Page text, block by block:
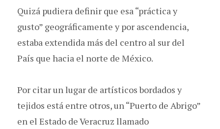
Quizá pudiera definir que esa “práctica y
gusto” geográficamente y por ascendencia,
estaba extendida más del centro al sur del
País que hacia el norte de México.
Por citar un lugar de artísticos bordados y
tejidos está entre otros, un “Puerto de Abrigo”
en el Estado de Veracruz llamado